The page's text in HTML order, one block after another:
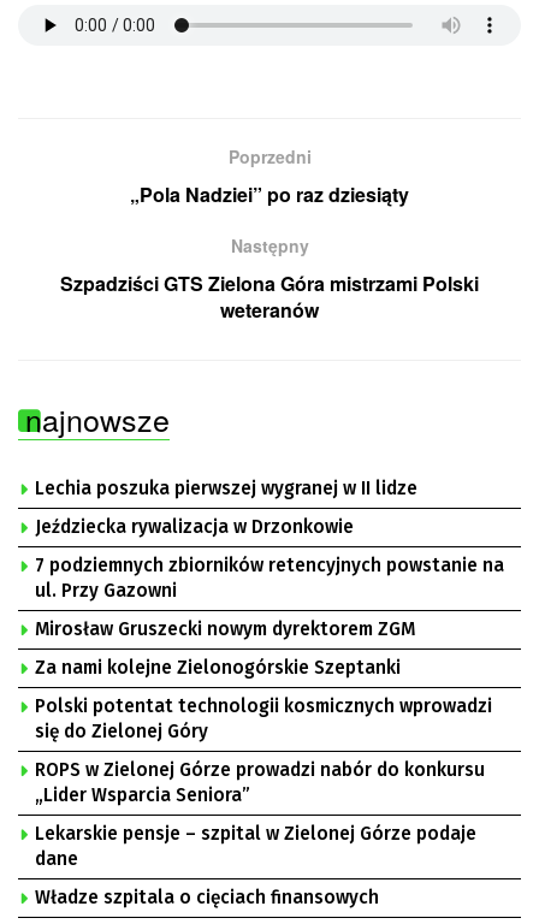
Poprzedni
„Pola Nadziei” po raz dziesiąty
Następny
Szpadziści GTS Zielona Góra mistrzami Polski
weteranów
najnowsze
Lechia poszuka pierwszej wygranej w II lidze
Jeździecka rywalizacja w Drzonkowie
7 podziemnych zbiorników retencyjnych powstanie na
ul. Przy Gazowni
Mirosław Gruszecki nowym dyrektorem ZGM
Za nami kolejne Zielonogórskie Szeptanki
Polski potentat technologii kosmicznych wprowadzi
się do Zielonej Góry
ROPS w Zielonej Górze prowadzi nabór do konkursu
„Lider Wsparcia Seniora”
Lekarskie pensje – szpital w Zielonej Górze podaje
dane
Władze szpitala o cięciach finansowych